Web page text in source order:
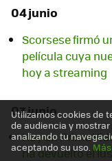
04 junio
Scorsese firmó
película cuya
hoy a streaming
03 junio
Hoy en Prime
ha devuelto el
Utilizamos cookies de
de audiencia y
analizando tu
aceptando su uso.